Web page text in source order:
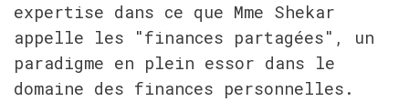
expertise dans ce que Mme Shekar
appelle les "finances partagées", un
paradigme en plein essor dans le
domaine des finances personnelles.